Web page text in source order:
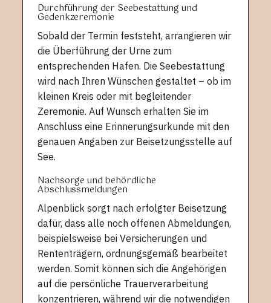
Durchführung der Seebestattung und
Gedenkzeremonie
Sobald der Termin feststeht, arrangieren wir
die Überführung der Urne zum
entsprechenden Hafen. Die Seebestattung
wird nach Ihren Wünschen gestaltet – ob im
kleinen Kreis oder mit begleitender
Zeremonie. Auf Wunsch erhalten Sie im
Anschluss eine Erinnerungsurkunde mit den
genauen Angaben zur Beisetzungsstelle auf
See.
Nachsorge und behördliche
Abschlussmeldungen
Alpenblick sorgt nach erfolgter Beisetzung
dafür, dass alle noch offenen Abmeldungen,
beispielsweise bei Versicherungen und
Rententrägern, ordnungsgemäß bearbeitet
werden. Somit können sich die Angehörigen
auf die persönliche Trauerverarbeitung
konzentrieren, während wir die notwendigen